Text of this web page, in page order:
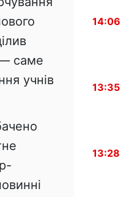
саме
учнів
14:06
13:35
13:28